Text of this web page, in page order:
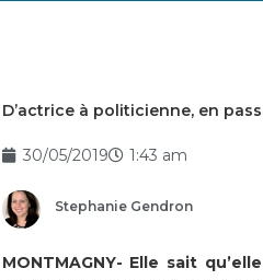
D’actrice à politicienne, en
30/05/2019 1:43 am
Stephanie Gendron
MONTMAGNY- Elle sait